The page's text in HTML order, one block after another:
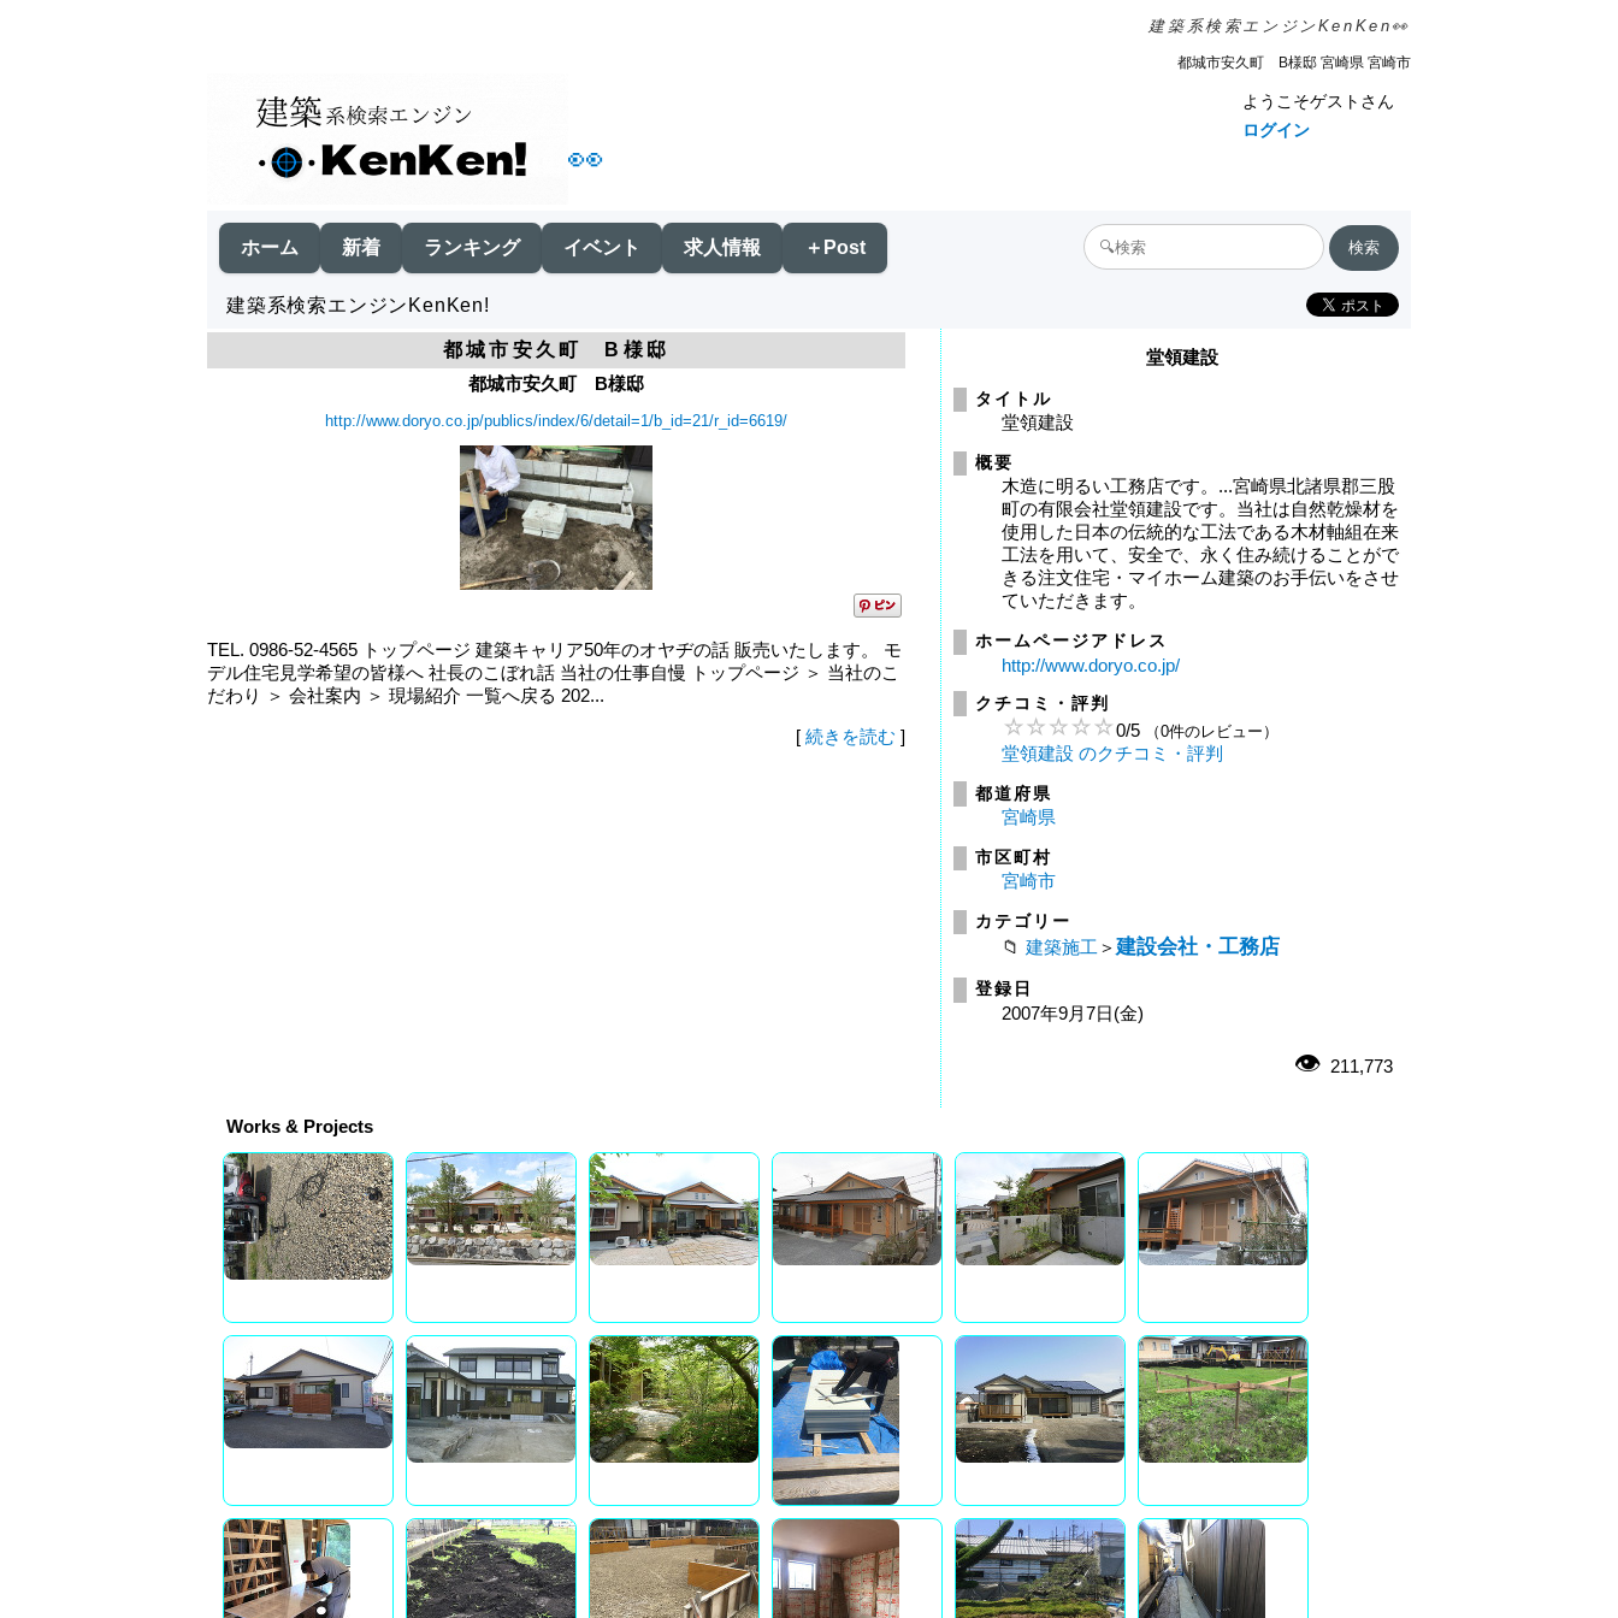
建築系検索エンジンKenKen👀
都城市安久町 B様邸 宮崎県 宮崎市
👀
ようこそゲストさん
ログイン
ホーム 新着 ランキング イベント 求人情報 ＋Post
建築系検索エンジンKenKen!
都城市安久町 B様邸
都城市安久町 B様邸
http://www.doryo.co.jp/publics/index/6/detail=1/b_id=21/r_id=6619/
TEL. 0986-52-4565 トップページ 建築キャリア50年のオヤヂの話 販売いたします。 モ
デル住宅見学希望の皆様へ 社長のこぼれ話 当社の仕事自慢 トップページ ＞ 当社のこ
だわり ＞ 会社案内 ＞ 現場紹介 一覧へ戻る 202...
[ 続きを読む ]
堂領建設
タイトル
堂領建設
概要
木造に明るい工務店です。...宮崎県北諸県郡三股
町の有限会社堂領建設です。当社は自然乾燥材を
使用した日本の伝統的な工法である木材軸組在来
工法を用いて、安全で、永く住み続けることがで
きる注文住宅・マイホーム建築のお手伝いをさせ
ていただきます。
ホームページアドレス
http://www.doryo.co.jp/
クチコミ・評判
0/5 （0件のレビュー）
堂領建設 のクチコミ・評判
都道府県
宮崎県
市区町村
宮崎市
カテゴリー
建築施工＞ 建設会社・工務店
登録日
2007年9月7日(金)
211,773
Works & Projects